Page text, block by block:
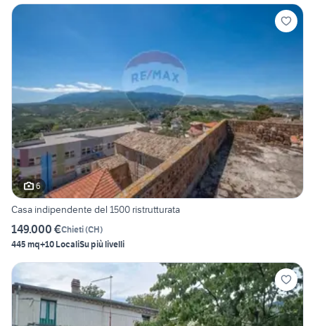
6
Casa indipendente del 1500 ristrutturata
149.000 €Chieti(CH)
445 mq+10 LocaliSu più livelli